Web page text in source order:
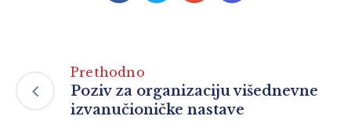
Prethodno
Poziv za organizaciju višednevne
izvanučioničke nastave